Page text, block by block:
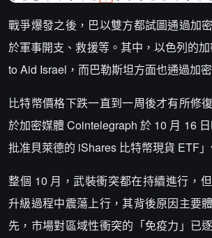
戰爭爆發之後，巴以雙方都試圖通過加
於軍事開支、救援等。其中，以色列的
to Aid Israel，而巴勒斯坦方面也通過加
比特幣價格下跌一直到一周後才有所修
於加密媒體 Cointelegraph 於 10 月 16
批准貝萊德的 iShares 比特幣現貨 ETF
整個 10 月，武裝衝突都在持續進行，
升級過程中震蕩上行，其背後原因主要
先，市場對區域性衝突的「免疫力」已